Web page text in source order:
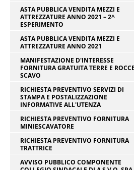
ASTA PUBBLICA VENDITA MEZZI E
ATTREZZATURE ANNO 2021 – 2^
ESPERIMENTO
ASTA PUBBLICA VENDITA MEZZI E
ATTREZZATURE ANNO 2021
MANIFESTAZIONE D'INTERESSE
FORNITURA GRATUITA TERRE E
SCAVO
RICHIESTA PREVENTIVO SERVIZI DI
STAMPA E POSTALIZZAZIONE
INFORMATIVE ALL'UTENZA
RICHIESTA PREVENTIVO FORNITURA
MINIESCAVATORE
RICHIESTA PREVENTIVO FORNITURA
TRATTRICE
AVVISO PUBBLICO COMPONENTE